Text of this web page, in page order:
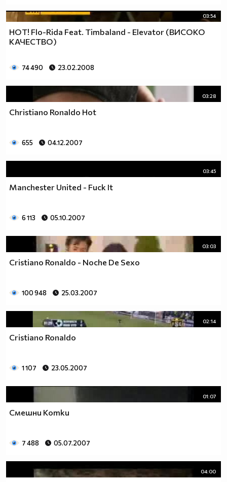
03:54
HOT! Flo-Rida Feat. Timbaland - Elevator (ВИСОКО
КАЧЕСТВО)
74 490 23.02.2008
03:28
Christiano Ronaldo Hot
655 04.12.2007
03:45
Manchester United - Fuck It
6 113 05.10.2007
03:03
Cristiano Ronaldo - Noche De Sexo
100 948 25.03.2007
02:14
Cristiano Ronaldo
1 107 23.05.2007
01:07
Смешни Котки
7 488 05.07.2007
04:00